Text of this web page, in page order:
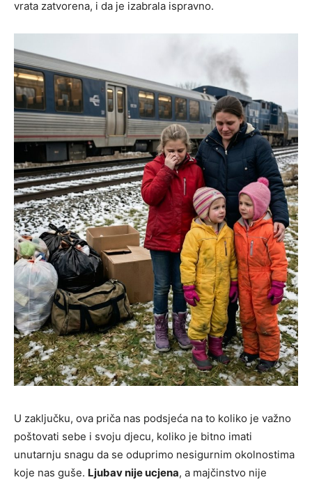
vrata zatvorena, i da je izabrala ispravno.
U zaključku, ova priča nas podsjeća na to koliko je važno
poštovati sebe i svoju djecu, koliko je bitno imati
unutarnju snagu da se oduprimo nesigurnim okolnostima
koje nas guše. Ljubav nije ucjena, a majčinstvo nije